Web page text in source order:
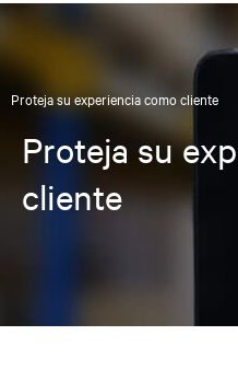
Proteja su experiencia como cliente
Proteja su
cliente